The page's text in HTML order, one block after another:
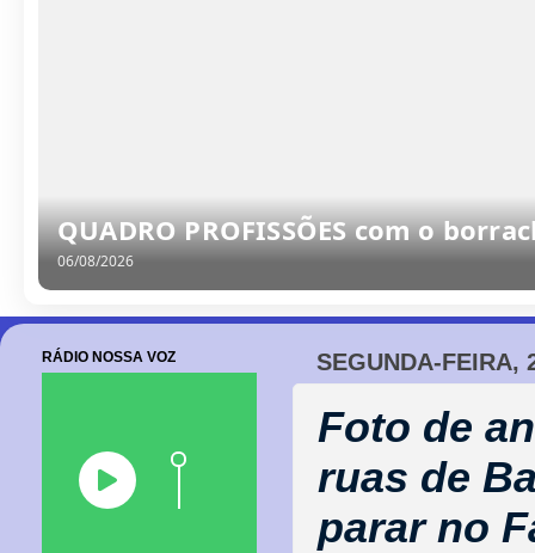
QUADRO PROFISSÕES com o
06/08/2026
SEGUNDA-FEIRA,
Foto de
ruas de
parar no
RÁDIO NOSSA VOZ